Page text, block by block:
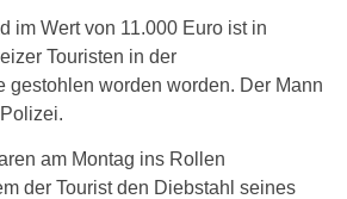
im Wert von 11.000 Euro ist in
Touristen in der
gestohlen worden worden. Der Mann
am Montag ins Rollen
der Tourist den Diebstahl seines